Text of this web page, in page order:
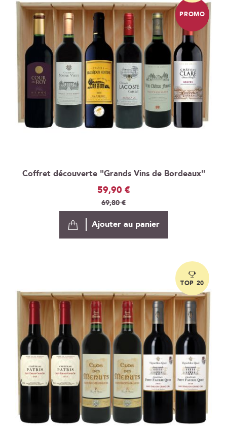
Coffret découverte "Grands Vins de Bordeaux"
Prix
Spécial
59,90 €
69,80 €
PROMO
Ajouter au panier
TOP 20